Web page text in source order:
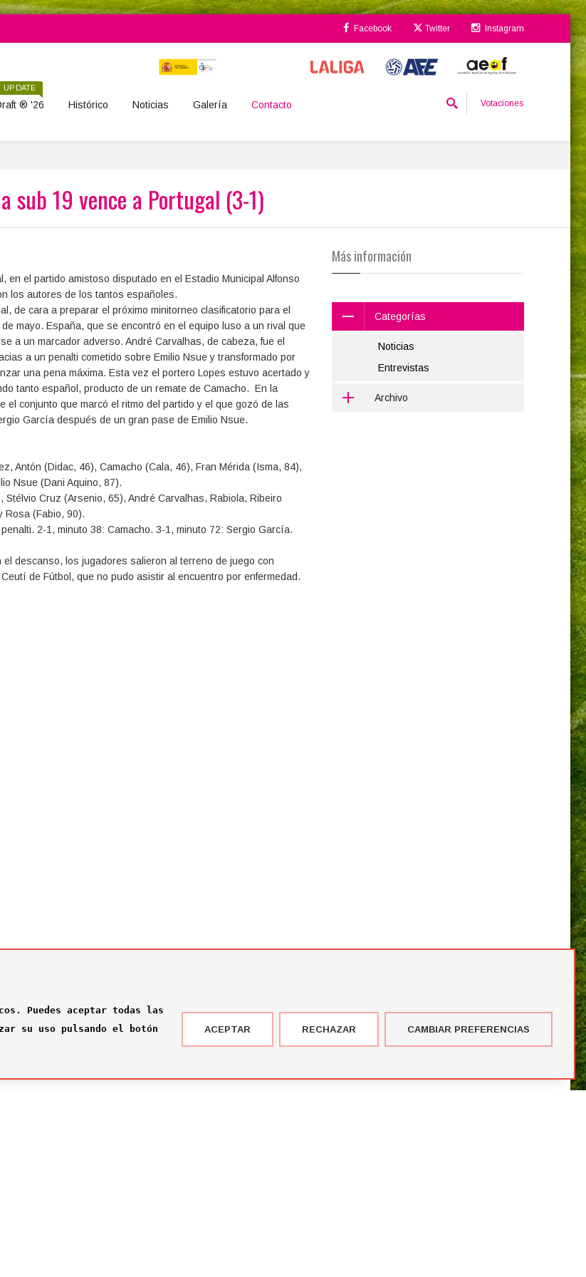
Facebook Twitter Instagram
Votaciones
® '26
UPDATE
Histórico Noticias Galería Contacto
sub 19 vence a Portugal (3-1)
el partido amistoso disputado en el Estadio Municipal Alfonso
los autores de los tantos españoles.
de cara a preparar el próximo minitorneo clasificatorio para el
mayo. España, que se encontró en el equipo luso a un rival que
a un marcador adverso. André Carvalhas, de cabeza, fue el
a un penalti cometido sobre Emilio Nsue y transformado por
una pena máxima. Esta vez el portero Lopes estuvo acertado y
tanto español, producto de un remate de Camacho. En la
conjunto que marcó el ritmo del partido y el que gozó de las
García después de un gran pase de Emilio Nsue.
Antón (Didac, 46), Camacho (Cala, 46), Fran Mérida (Isma, 84),
Nsue (Dani Aquino, 87).
Cruz (Arsenio, 65), André Carvalhas, Rabiola, Ribeiro
Rosa (Fabio, 90).
2-1, minuto 38: Camacho. 3-1, minuto 72: Sergio García.
descanso, los jugadores salieron al terreno de juego con
de Fútbol, que no pudo asistir al encuentro por enfermedad.
Más información
Categorías
Noticias
Entrevistas
Archivo
Puedes aceptar todas las
su uso pulsando el botón
ACEPTAR RECHAZAR CAMBIAR PREFERENCIAS